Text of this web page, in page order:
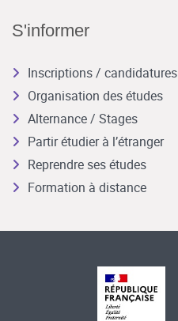
S'informer
Inscriptions / candidatures
Organisation des études
Alternance / Stages
Partir étudier à l’étranger
Reprendre ses études
Formation à distance